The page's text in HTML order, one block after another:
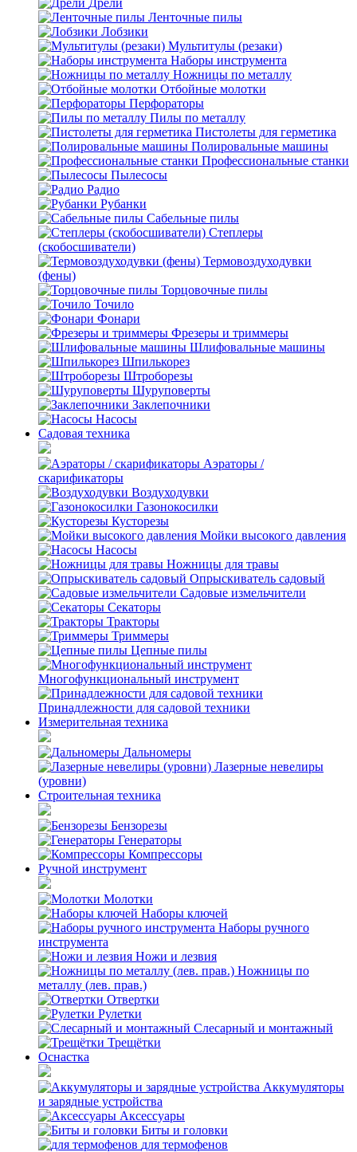
Дрели
Ленточные пилы
Лобзики
Мультитулы (резаки)
Наборы инструмента
Ножницы по металлу
Отбойные молотки
Перфораторы
Пилы по металлу
Пистолеты для герметика
Полировальные машины
Профессиональные станки
Пылесосы
Радио
Рубанки
Сабельные пилы
Степлеры
(скобосшиватели)
Термовоздуходувки
(фены)
Торцовочные пилы
Точило
Фонари
Фрезеры и триммеры
Шлифовальные машины
Шпилькорез
Штроборезы
Шуруповерты
Заклепочники
Насосы
Садовая техника
Аэраторы /
скарификаторы
Воздуходувки
Газонокосилки
Кусторезы
Мойки высокого давления
Насосы
Ножницы для травы
Опрыскиватель садовый
Садовые измельчители
Секаторы
Тракторы
Триммеры
Цепные пилы
Многофункциональный инструмент
Принадлежности для садовой техники
Измерительная техника
Дальномеры
Лазерные невелиры
(уровни)
Строительная техника
Бензорезы
Генераторы
Компрессоры
Ручной инструмент
Молотки
Наборы ключей
Наборы ручного
инструмента
Ножи и лезвия
Ножницы по
металлу (лев. прав.)
Отвертки
Рулетки
Слесарный и монтажный
Трещётки
Оснастка
Аккумуляторы
и зарядные устройства
Аксессуары
Биты и головки
для термофенов